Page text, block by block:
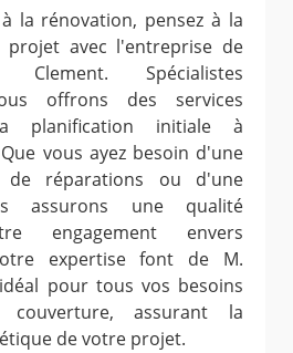
la rénovation, pensez à la
avec l'entreprise de
Spécialistes
offrons des services
planification initiale à
vous ayez besoin d'une
de réparations ou d'une
assurons une qualité
engagement envers
expertise font de M.
pour tous vos besoins
assurant la
de votre projet.